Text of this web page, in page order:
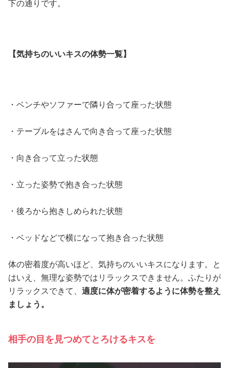
下の通りです。
【気持ちのいいキスの体勢一覧】
・ベンチやソファーで隣り合って座った状態
・テーブルをはさんで向き合って座った状態
・向き合って立った状態
・立った姿勢で抱き合った状態
・後ろから抱きしめられた状態
・ベッドなどで横になって抱き合った状態
体の密着度が高いほど、気持ちのいいキスになります。と
はいえ、無理な姿勢ではリラックスできません。ふたりが
リラックスできて、 適度に体が密着するように体勢を整え
ましょう。
相手の目を見つめてとろけるキスを